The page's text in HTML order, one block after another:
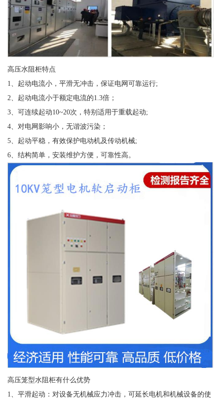
高压水阻柜特点
1、起动电流小，平滑无冲击，保证电网可靠运行;
2、起动电流小于额定电流的1.3倍；
3、可连续起动10~20次，特别适用于重载起动;
4、对电网影响小，无谐波污染；
5、起动平稳，有效保护电动机及传动机械;
6、结构简单，安装维护方便，可靠性高。
高压笼型水阻柜有什么优势
1、平滑起动：对设备无机械应力冲击，可延长电机和机械设备的使